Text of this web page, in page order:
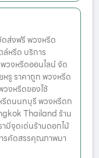
ส่งฟรี พวงหรีด
ล์หรีด บริการ
วงหรีดออนไลน์ จัด
รู ราคาถูก พวงหรีด
งหรีดของใช้
รีดนนทบุรี พวงหรีดก
Thailand ร้าน
ามีจุดเด่นร้านดอกไม้
รคัดสรรคุณภาพมา